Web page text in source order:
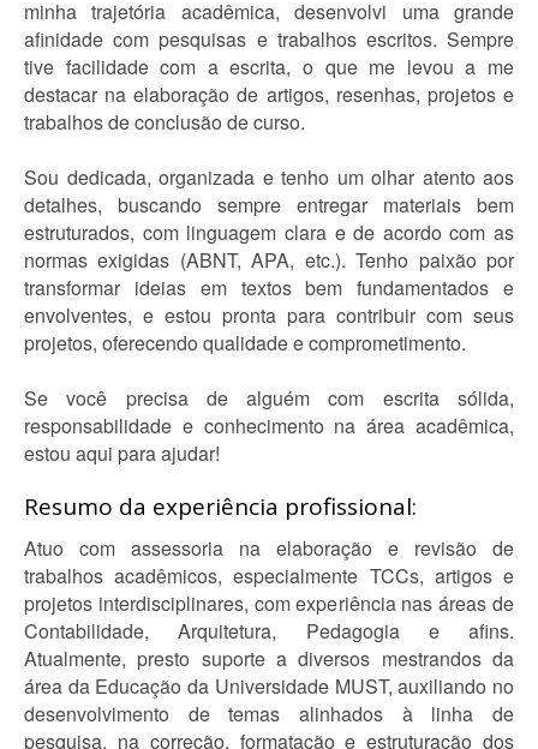
minha trajetória acadêmica, desenvolvi uma grande
afinidade com pesquisas e trabalhos escritos. Sempre
tive facilidade com a escrita, o que me levou a me
destacar na elaboração de artigos, resenhas, projetos e
trabalhos de conclusão de curso.
Sou dedicada, organizada e tenho um olhar atento aos
detalhes, buscando sempre entregar materiais bem
estruturados, com linguagem clara e de acordo com as
normas exigidas (ABNT, APA, etc.). Tenho paixão por
transformar ideias em textos bem fundamentados e
envolventes, e estou pronta para contribuir com seus
projetos, oferecendo qualidade e comprometimento.
Se você precisa de alguém com escrita sólida,
responsabilidade e conhecimento na área acadêmica,
estou aqui para ajudar!
Resumo da experiência profissional:
Atuo com assessoria na elaboração e revisão de
trabalhos acadêmicos, especialmente TCCs, artigos e
projetos interdisciplinares, com experiência nas áreas de
Contabilidade, Arquitetura, Pedagogia e afins.
Atualmente, presto suporte a diversos mestrandos da
área da Educação da Universidade MUST, auxiliando no
desenvolvimento de temas alinhados à linha de
pesquisa, na correção, formatação e estruturação dos